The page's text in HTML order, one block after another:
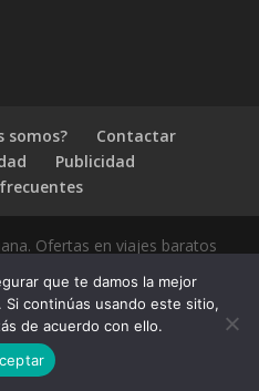
somos?
Contactar
Publicidad
Ofertas en viajes baratos
que te damos la mejor
continúas usando este sitio,
de acuerdo con ello.